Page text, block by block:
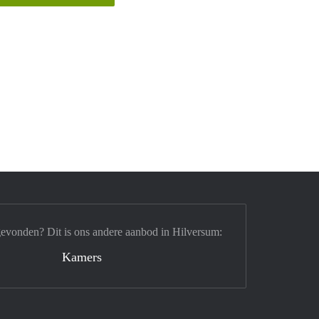
Dit is ons andere aanbod in Hilversum:
Kamers